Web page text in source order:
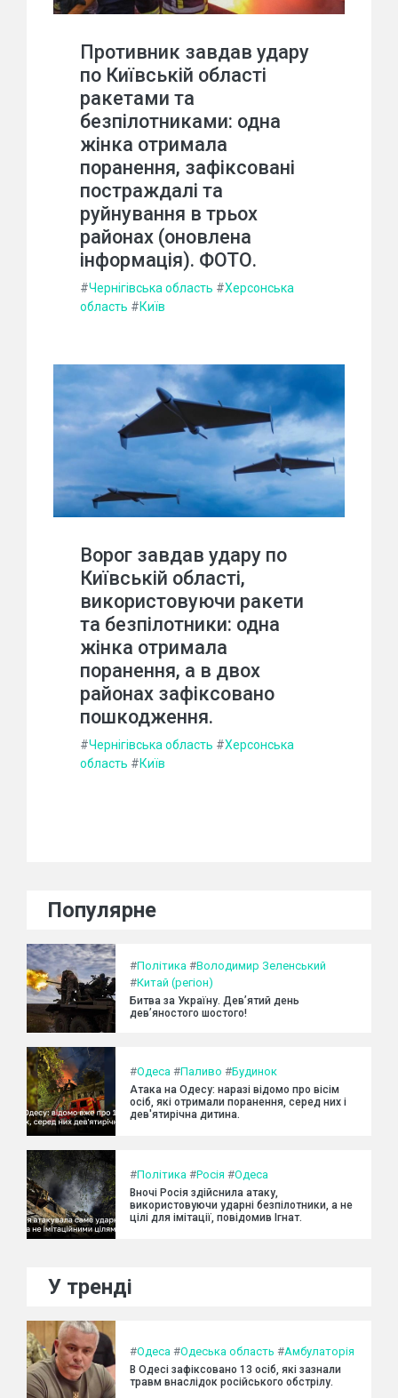
Противник завдав удару
по Київській області
ракетами та
безпілотниками: одна
жінка отримала
поранення, зафіксовані
постраждалі та
руйнування в трьох
районах (оновлена
інформація). ФОТО.
#Чернігівська область #Херсонська
область #Київ
Ворог завдав удару по
Київській області,
використовуючи ракети
та безпілотники: одна
жінка отримала
поранення, а в двох
районах зафіксовано
пошкодження.
#Чернігівська область #Херсонська
область #Київ
Популярне
#Політика #Володимир Зеленський
#Китай (регіон)
Битва за Україну. Дев’ятий день
дев’яностого шостого!
#Одеса #Паливо #Будинок
Атака на Одесу: наразі відомо про вісім
осіб, які отримали поранення, серед них і
дев'ятирічна дитина.
#Політика #Росія #Одеса
Вночі Росія здійснила атаку,
використовуючи ударні безпілотники, а не
цілі для імітації, повідомив Ігнат.
У тренді
#Одеса #Одеська область #Амбулаторія
В Одесі зафіксовано 13 осіб, які зазнали
травм внаслідок російського обстрілу.